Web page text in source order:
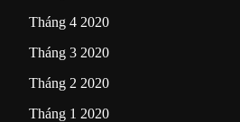
Tháng 4 2020
Tháng 3 2020
Tháng 2 2020
Tháng 1 2020